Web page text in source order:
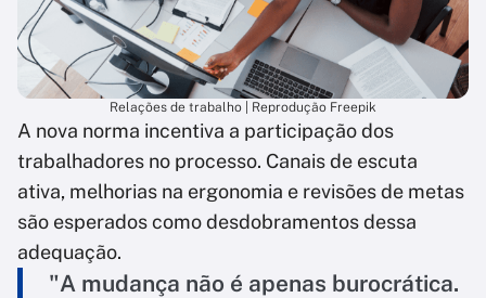
Relações de trabalho | Reprodução Freepik
A nova norma incentiva a participação dos
trabalhadores no processo. Canais de escuta
ativa, melhorias na ergonomia e revisões de metas
são esperados como desdobramentos dessa
adequação.
"A mudança não é apenas burocrática.